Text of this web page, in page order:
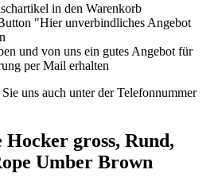
in den Warenkorb
"Hier unverbindliches Angebot
und von uns ein gutes Angebot für
per Mail erhalten
uns auch unter der Telefonnummer
gross, Rund,
Umber Brown